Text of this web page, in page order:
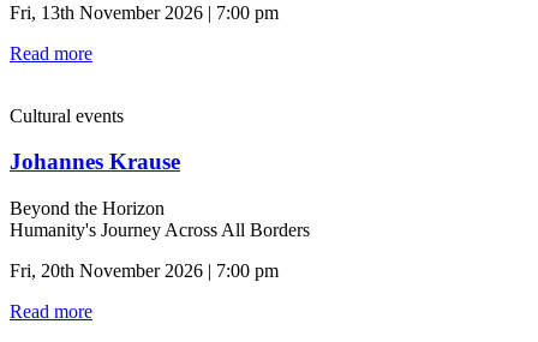
Fri, 13th November 2026 | 7:00 pm
Read more
Cultural events
Johannes Krause
Beyond the Horizon
Humanity's Journey Across All Borders
Fri, 20th November 2026 | 7:00 pm
Read more